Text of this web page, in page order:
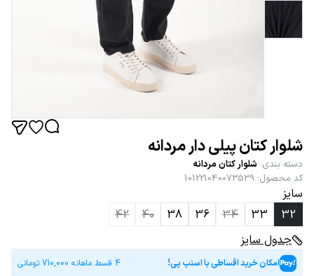
شلوار کتان پیلی دار مردانه
دسته بندی: شلوار کتان مردانه
کد محصول:
101221040073539
سایز
32
33
34
36
38
40
42
جدول سایز
امکان خرید اقساطی با اسنپ پی! 4 قسط ماهانه 710,000 تومانی